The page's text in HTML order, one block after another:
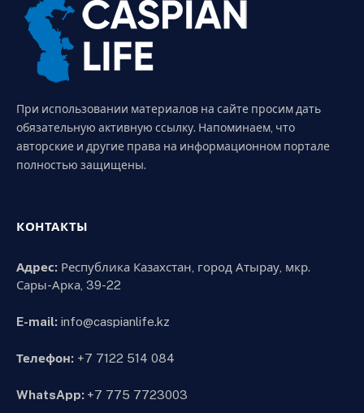
При использовании материалов на сайте просим дать
обязательную активную ссылку. Напоминаем, что
авторские и другие права на информационном портале
полностью защищены.
КОНТАКТЫ
Адрес: Республика Казахстан, город Атырау, мкр.
Сары-Арка, 39-22
E-mail: info@caspianlife.kz
Телефон: +7 7122 514 084
WhatsApp: +7 775 7723003